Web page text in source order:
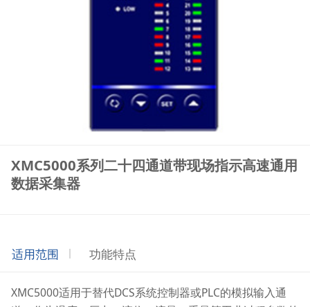
XMC5000系列二十四通道带现场指示高速通用
数据采集器
适用范围 功能特点
XMC5000适用于替代DCS系统控制器或PLC的模拟输入通